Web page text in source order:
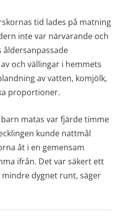
tid lades på matning
inte var närvarande och
åldersanpassade
och vällingar i hemmets
av vatten, komjölk,
proportioner.
matas var fjärde timme
kunde nattmål
åt i en gemensam
ifrån. Det var säkert ett
dygnet runt, säger